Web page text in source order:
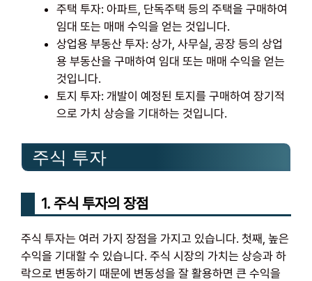
주택 투자: 아파트, 단독주택 등의 주택을 구매하여
임대 또는 매매 수익을 얻는 것입니다.
상업용 부동산 투자: 상가, 사무실, 공장 등의 상업
용 부동산을 구매하여 임대 또는 매매 수익을 얻는
것입니다.
토지 투자: 개발이 예정된 토지를 구매하여 장기적
으로 가치 상승을 기대하는 것입니다.
주식 투자
1. 주식 투자의 장점
주식 투자는 여러 가지 장점을 가지고 있습니다. 첫째, 높은
수익을 기대할 수 있습니다. 주식 시장의 가치는 상승과 하
락으로 변동하기 때문에 변동성을 잘 활용하면 큰 수익을